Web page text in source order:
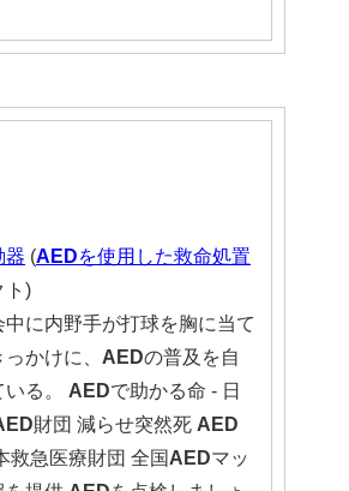
器 (AEDを使用した救命処置
ト)
に内野手が打球を胸に当て
かけに、 AEDの普及を自
る。 AEDで助かる命 - 日
財団 減らせ突然死 AED
救急医療財団 全国 AEDマッ